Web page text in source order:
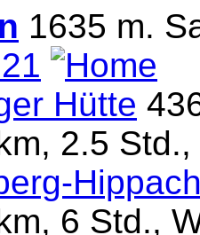
1635 m.
Hütte
2.5
6 Std.,